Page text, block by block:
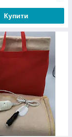
Купити